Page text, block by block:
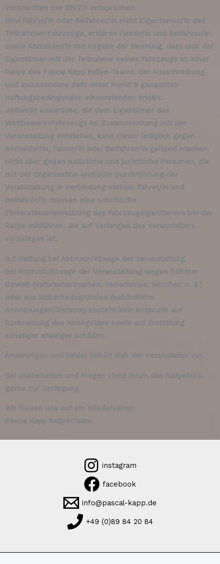
Vorschriften der StVZO entsprechen.
Sind Fahrer/in oder Beifahrer/in nicht Eigentümer/in des
Teilnehmer-Fahrzeugs, erklären Fahrer/in und Beifahrer/in
sowie Anmelder/in mit Abgabe der Nennung, dass sich der
Eigentümer mit der Teilnahme seines Fahrzeugs an einer
Rallye des Pascal Kapp Rallye-Teams, der Ausschreibung
und insbesondere dem unter Punkt 9 genannten
Haftungsbedingungen einverstanden erklärt.
Jedwede Ansprüche, die dem Eigentümer des
Wettbewerbsfahrzeugs im Zusammenhang mit der
Veranstaltung entstehen, kann dieser lediglich gegen
Anmelder/in, Fahrer/in oder Beifahrer/in geltend machen,
nicht aber gegen natürliche und juristische Personen, die
mit der Organisation und/oder Durchführung der
Veranstaltung in Verbindung stehen. Fahrer/in und
Beifahrer/in müssen eine schriftliche
Einverständniserklärung des Fahrzeugeigentümers bei der
Rallye mitführen, die auf Verlangen des Veranstalters
vorzulegen ist.
9.3 Haftung bei Abbruch/Absage der Veranstaltung
Bei Abbruch/Absage der Veranstaltung wegen höherer
Gewalt (Naturkatastrophen, Terrorismus, Seuchen o. ä.)
oder aus Sicherheitsgründen (behördliche
Anordnungen/Verbote) besteht kein Anspruch auf
Rückzahlung des Nenngeldes sowie auf Erstattung
sonstiger etwaiger Schäden.
Änderungen und Fehler behält sich der Veranstalter vor.
instagram
facebook
info@pascal-kapp.de
+49 (0)89 84 20 84